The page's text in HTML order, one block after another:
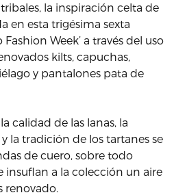
la inspiración celta de
en esta trigésima sexta
Week’ a través del uso
kilts, capuchas,
y pantalones pata de
calidad de las lanas, la
la tradición de los tartanes se
de cuero, sobre todo
insuflan a la colección un aire
renovado.